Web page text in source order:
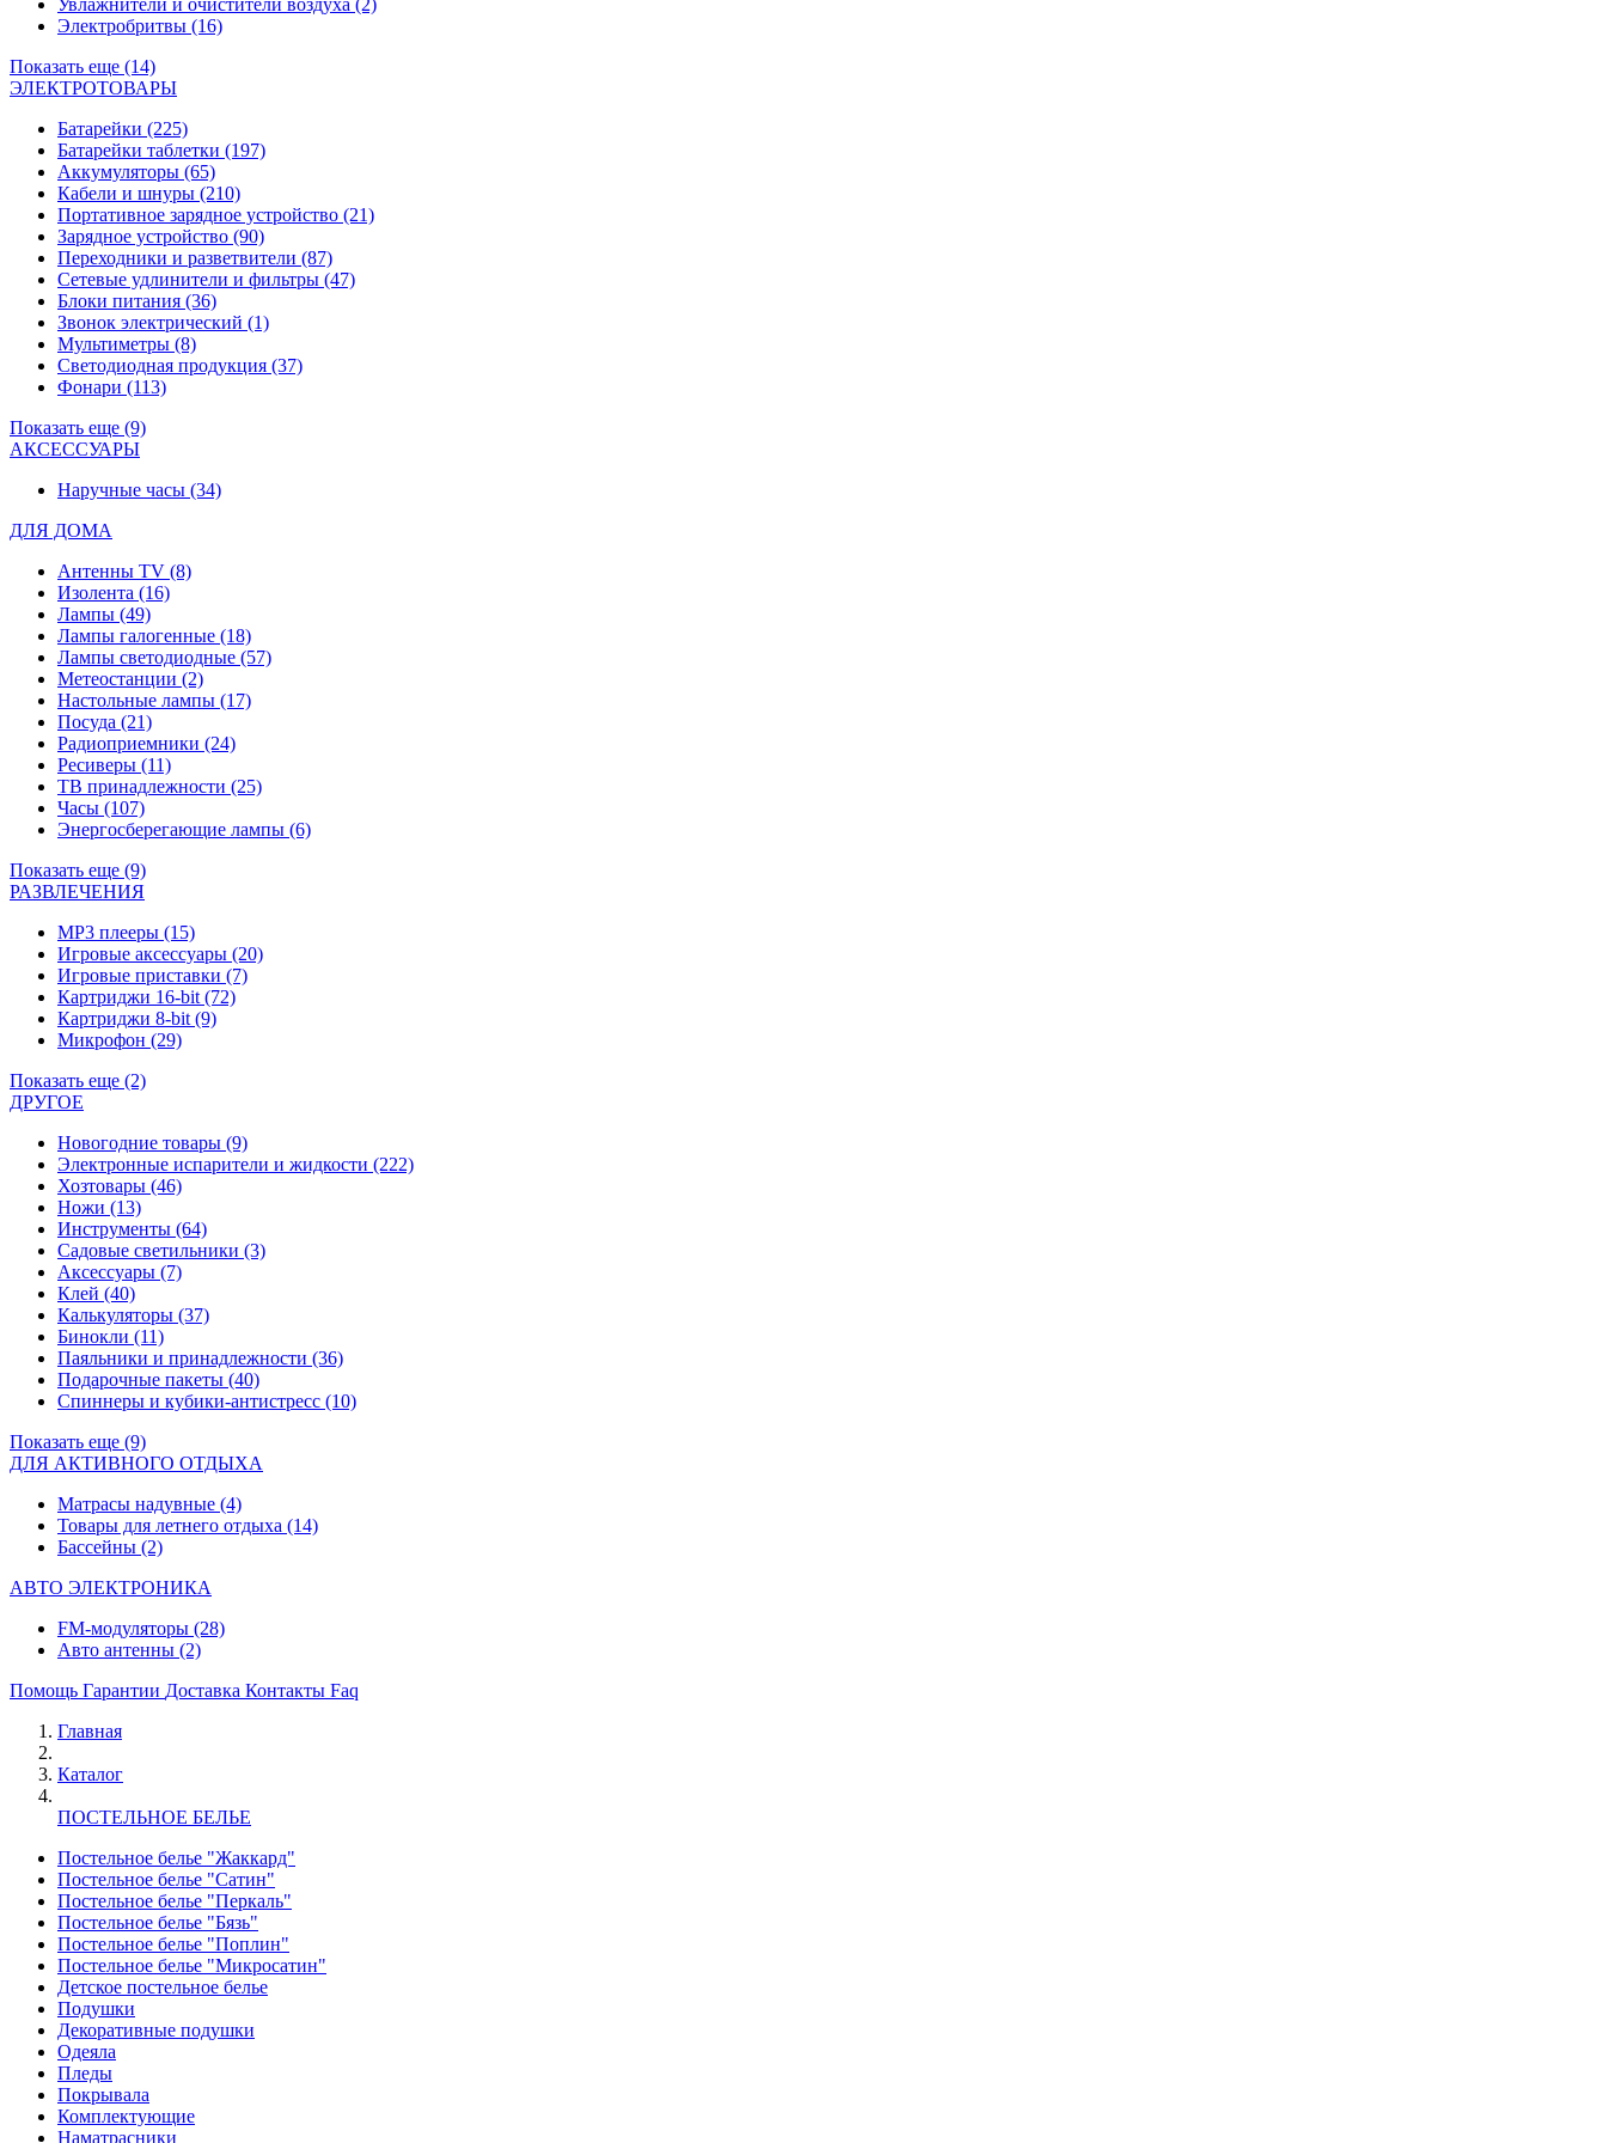
Увлажнители и очистители воздуха (2)
Электробритвы (16)
Показать еще (14)
ЭЛЕКТРОТОВАРЫ
Батарейки (225)
Батарейки таблетки (197)
Аккумуляторы (65)
Кабели и шнуры (210)
Портативное зарядное устройство (21)
Зарядное устройство (90)
Переходники и разветвители (87)
Сетевые удлинители и фильтры (47)
Блоки питания (36)
Звонок электрический (1)
Мультиметры (8)
Светодиодная продукция (37)
Фонари (113)
Показать еще (9)
АКСЕССУАРЫ
Наручные часы (34)
ДЛЯ ДОМА
Антенны TV (8)
Изолента (16)
Лампы (49)
Лампы галогенные (18)
Лампы светодиодные (57)
Метеостанции (2)
Настольные лампы (17)
Посуда (21)
Радиоприемники (24)
Ресиверы (11)
ТВ принадлежности (25)
Часы (107)
Энергосберегающие лампы (6)
Показать еще (9)
РАЗВЛЕЧЕНИЯ
MP3 плееры (15)
Игровые аксессуары (20)
Игровые приставки (7)
Картриджи 16-bit (72)
Картриджи 8-bit (9)
Микрофон (29)
Показать еще (2)
ДРУГОЕ
Новогодние товары (9)
Электронные испарители и жидкости (222)
Хозтовары (46)
Ножи (13)
Инструменты (64)
Садовые светильники (3)
Аксессуары (7)
Клей (40)
Калькуляторы (37)
Бинокли (11)
Паяльники и принадлежности (36)
Подарочные пакеты (40)
Спиннеры и кубики-антистресс (10)
Показать еще (9)
ДЛЯ АКТИВНОГО ОТДЫХА
Матрасы надувные (4)
Товары для летнего отдыха (14)
Бассейны (2)
АВТО ЭЛЕКТРОНИКА
FM-модуляторы (28)
Авто антенны (2)
Помощь Гарантии Доставка Контакты Faq
Главная
Каталог
ПОСТЕЛЬНОЕ БЕЛЬЕ
Постельное белье "Жаккард"
Постельное белье "Сатин"
Постельное белье "Перкаль"
Постельное белье "Бязь"
Постельное белье "Поплин"
Постельное белье "Микросатин"
Детское постельное белье
Подушки
Декоративные подушки
Одеяла
Пледы
Покрывала
Комплектующие
Наматрасники